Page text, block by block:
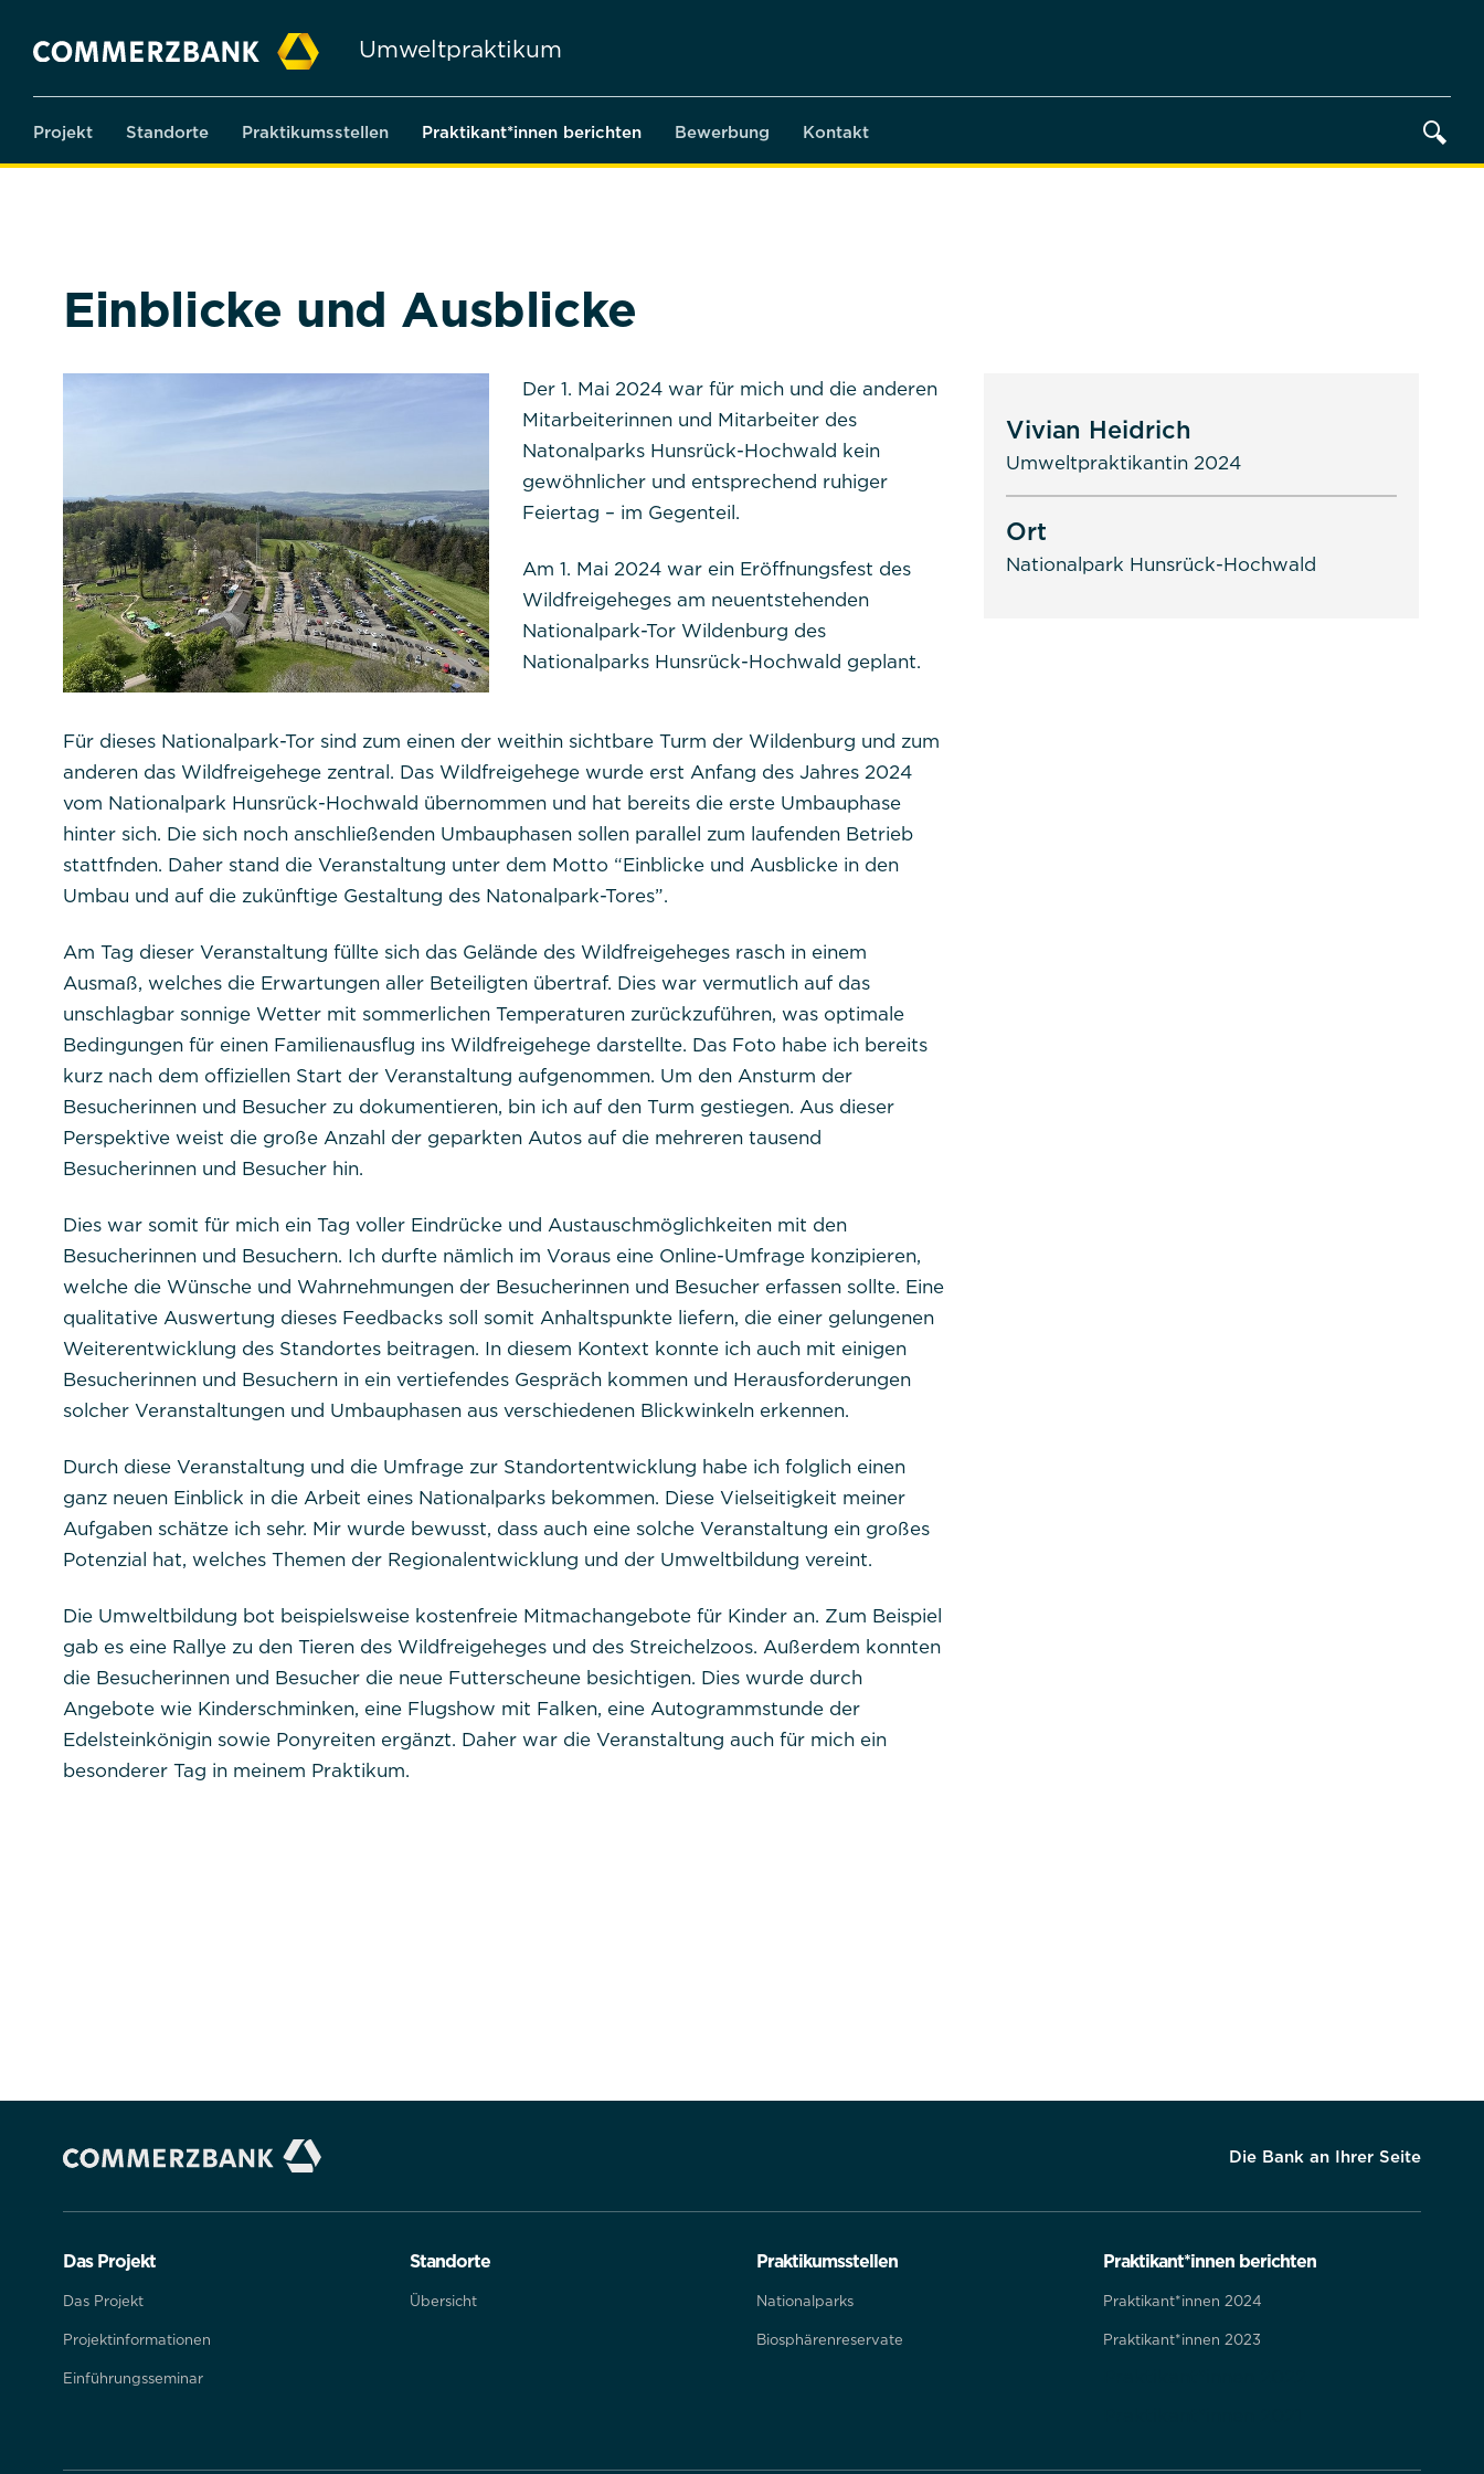
Umweltpraktikum
Projekt Standorte Praktikumsstellen Praktikant*innen berichten Bewerbung Kontakt
Einblicke und Ausblicke
Der 1. Mai 2024 war für mich und die anderen
Mitarbeiterinnen und Mitarbeiter des
Natonalparks Hunsrück-Hochwald kein
gewöhnlicher und entsprechend ruhiger
Feiertag – im Gegenteil.
Am 1. Mai 2024 war ein Eröffnungsfest des
Wildfreigeheges am neuentstehenden
Nationalpark-Tor Wildenburg des
Nationalparks Hunsrück-Hochwald geplant.
Für dieses Nationalpark-Tor sind zum einen der weithin sichtbare Turm der Wildenburg und zum
anderen das Wildfreigehege zentral. Das Wildfreigehege wurde erst Anfang des Jahres 2024
vom Nationalpark Hunsrück-Hochwald übernommen und hat bereits die erste Umbauphase
hinter sich. Die sich noch anschließenden Umbauphasen sollen parallel zum laufenden Betrieb
stattfnden. Daher stand die Veranstaltung unter dem Motto “Einblicke und Ausblicke in den
Umbau und auf die zukünftige Gestaltung des Natonalpark-Tores”.
Am Tag dieser Veranstaltung füllte sich das Gelände des Wildfreigeheges rasch in einem
Ausmaß, welches die Erwartungen aller Beteiligten übertraf. Dies war vermutlich auf das
unschlagbar sonnige Wetter mit sommerlichen Temperaturen zurückzuführen, was optimale
Bedingungen für einen Familienausflug ins Wildfreigehege darstellte. Das Foto habe ich bereits
kurz nach dem offiziellen Start der Veranstaltung aufgenommen. Um den Ansturm der
Besucherinnen und Besucher zu dokumentieren, bin ich auf den Turm gestiegen. Aus dieser
Perspektive weist die große Anzahl der geparkten Autos auf die mehreren tausend
Besucherinnen und Besucher hin.
Dies war somit für mich ein Tag voller Eindrücke und Austauschmöglichkeiten mit den
Besucherinnen und Besuchern. Ich durfte nämlich im Voraus eine Online-Umfrage konzipieren,
welche die Wünsche und Wahrnehmungen der Besucherinnen und Besucher erfassen sollte. Eine
qualitative Auswertung dieses Feedbacks soll somit Anhaltspunkte liefern, die einer gelungenen
Weiterentwicklung des Standortes beitragen. In diesem Kontext konnte ich auch mit einigen
Besucherinnen und Besuchern in ein vertiefendes Gespräch kommen und Herausforderungen
solcher Veranstaltungen und Umbauphasen aus verschiedenen Blickwinkeln erkennen.
Durch diese Veranstaltung und die Umfrage zur Standortentwicklung habe ich folglich einen
ganz neuen Einblick in die Arbeit eines Nationalparks bekommen. Diese Vielseitigkeit meiner
Aufgaben schätze ich sehr. Mir wurde bewusst, dass auch eine solche Veranstaltung ein großes
Potenzial hat, welches Themen der Regionalentwicklung und der Umweltbildung vereint.
Die Umweltbildung bot beispielsweise kostenfreie Mitmachangebote für Kinder an. Zum Beispiel
gab es eine Rallye zu den Tieren des Wildfreigeheges und des Streichelzoos. Außerdem konnten
die Besucherinnen und Besucher die neue Futterscheune besichtigen. Dies wurde durch
Angebote wie Kinderschminken, eine Flugshow mit Falken, eine Autogrammstunde der
Edelsteinkönigin sowie Ponyreiten ergänzt. Daher war die Veranstaltung auch für mich ein
besonderer Tag in meinem Praktikum.
Vivian Heidrich
Umweltpraktikantin 2024
Ort
Nationalpark Hunsrück-Hochwald
Die Bank an Ihrer Seite
Das Projekt
Das Projekt
Projektinformationen
Einführungsseminar
Standorte
Übersicht
Praktikumsstellen
Nationalparks
Biosphärenreservate
Praktikant*innen berichten
Praktikant*innen 2024
Praktikant*innen 2023
Notwendig
Diese werden für die Grundfunktionen der Website benötigt und helfen dabei, unsere Website nutzbar zu machen sowie Zugriffe auf
sichere Bereiche unserer Website ermöglichen.
Cookie Informationen anzeigen
Titel: PHPSESSID
Anbieter: Commerzbank Umweltpraktikum
Cookies:
Cookie Name: PHPSESSID
Dauer: Session
Dieses Cookie ist nativ für PHP-Anwendungen. Das Cookie wird verwendet, um die
eindeutige Sitzungs-ID eines Benutzers zu speichern und zu identifizieren, um die
Benutzersitzung auf der Website zu verwalten. Das Cookie ist ein Session-Cookie und wird
gelöscht, wenn alle Browserfenster geschlossen sind.
Anbieter: Commerzbank Umweltpraktikum
Cookies:
Cookie Name: dpconsentmanagement
Dauer: 1 Jahr
Beschreibung:
Das Cookie wird von DER PUNKT Consent Management gesetzt und wird verwendet, um
zu speichern, ob der Benutzer der Verwendung von Cookies zugestimmt hat oder nicht. Es
werden keine personenbezogenen Daten gespeichert.
Alle akzeptieren Speichern Ablehnen